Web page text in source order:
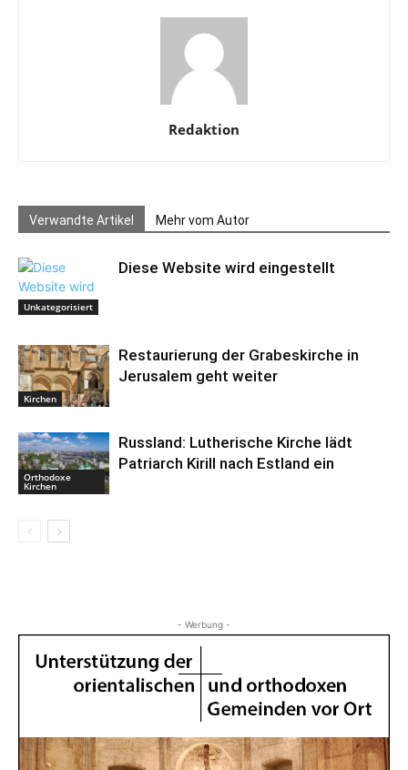
Redaktion
Verwandte Artikel Mehr vom Autor
Unkategorisiert
Diese Website wird eingestellt
Kirchen
Restaurierung der Grabeskirche in
Jerusalem geht weiter
Orthodoxe
Kirchen
Russland: Lutherische Kirche lädt
Patriarch Kirill nach Estland ein
- Werbung -